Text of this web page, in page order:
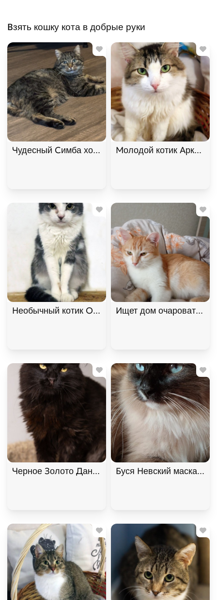
Взять кошку кота в добрые руки
Чудесный Симба хочет подарить любовь. В дар!
Молодой котик
Необычный котик Омлет ищет дом. В дар!
Ищет дом
Черное Золото Данила ищет дом. В дар!
Буся Невский